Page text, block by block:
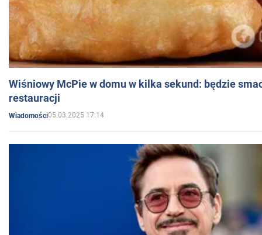
Wiśniowy McPie w domu w kilka sekund: będzie
restauracji
Wiadomości05.03.2025 17:14